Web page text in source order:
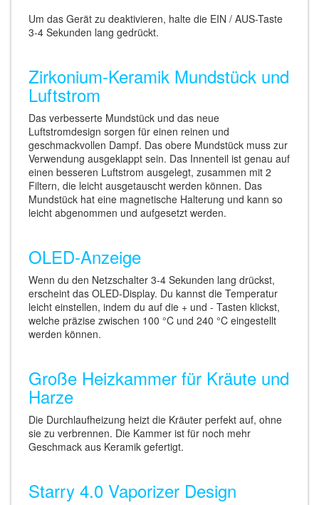
Um das Gerät zu deaktivieren, halte die EIN / AUS-Taste
3-4 Sekunden lang gedrückt.
Zirkonium-Keramik Mundstück und
Luftstrom
Das verbesserte Mundstück und das neue
Luftstromdesign sorgen für einen reinen und
geschmackvollen Dampf. Das obere Mundstück muss zur
Verwendung ausgeklappt sein. Das Innenteil ist genau auf
einen besseren Luftstrom ausgelegt, zusammen mit 2
Filtern, die leicht ausgetauscht werden können. Das
Mundstück hat eine magnetische Halterung und kann so
leicht abgenommen und aufgesetzt werden.
OLED-Anzeige
Wenn du den Netzschalter 3-4 Sekunden lang drückst,
erscheint das OLED-Display. Du kannst die Temperatur
leicht einstellen, indem du auf die + und - Tasten klickst,
welche präzise zwischen 100 °C und 240 °C eingestellt
werden können.
Große Heizkammer für Kräute und
Harze
Die Durchlaufheizung heizt die Kräuter perfekt auf, ohne
sie zu verbrennen. Die Kammer ist für noch mehr
Geschmack aus Keramik gefertigt.
Starry 4.0 Vaporizer Design